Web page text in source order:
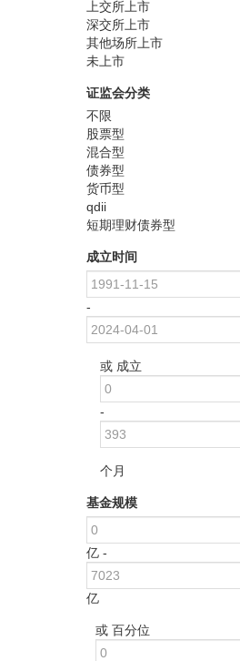
上交所上市
深交所上市
其他场所上市
未上市
证监会分类
不限
股票型
混合型
债券型
货币型
qdii
短期理财债券型
成立时间
-
或 成立
-
个月
基金规模
亿 -
亿
或 百分位